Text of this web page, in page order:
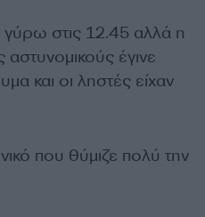
στις 12.45 αλλά η
έγινε
και οι ληστές είχαν
που θύμιζε πολύ την